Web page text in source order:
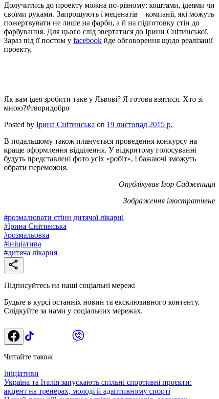
Долучитись до проекту можна по-різному: коштами, ідеями чи
своїми руками. Запрошують і меценатів – компанії, які можуть
пожертвувати не лише на фарби, а й на підготовку стін до
фарбування. Для цього слід звертатися до Ірини Снітинської.
Зараз під її постом у facebook йде обговорення щодо реалізації
проекту.
Як вам ідея зробити таке у Львові? Я готова взятися. Хто зі
мною?#творидобро
Posted by Ірина Снітинська on 19 листопад 2015 р.
В подальшому також планується проведення конкурсу на
краще оформлення відділення. У відкритому голосуванні
будуть представлені фото усіх «робіт», і бажаючі зможуть
обрати переможця.
Опублікував Ігор Саджениця
Зображення ілюстративне
#розмалювати стіни дитячої лікарні
#Ірина Снітинська
#розмальовка
#ініціатива
#дитяча лікарня
Підписуйтесь на наші соціальні мережі
Будьте в курсі останніх новин та ексклюзивного контенту.
Слідкуйте за нами у соціальних мережах.
Читайте також
Ініціативи
Україна та Італія запускають спільні спортивні проєкти:
акцент на тренерах, молоді й адаптивному спорті